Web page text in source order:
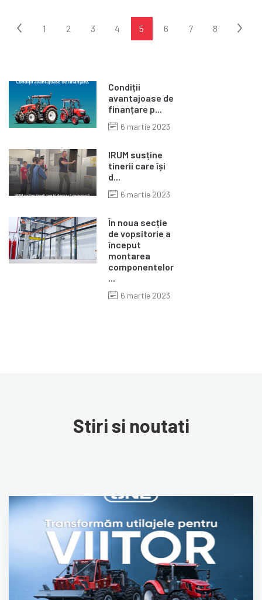
1 2 3 4 5 6 7 8
Condiții
avantajoase de
finanțare p...
6 martie 2023
IRUM susține
tinerii care își
d...
6 martie 2023
În noua secție
de vopsitorie a
început
montarea
componentelor
...
6 martie 2023
Stiri si noutati